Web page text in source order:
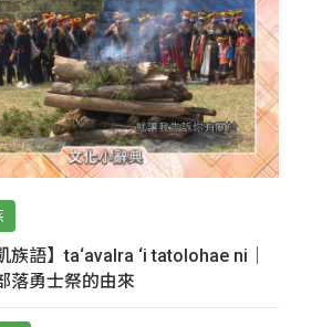
族語】ta‘avalra ‘i tatolohae ni｜
落勇士祭的由來